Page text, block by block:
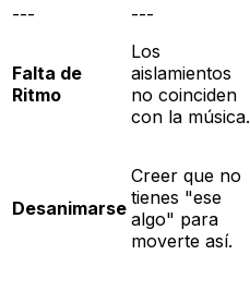
---
---
Falta de
Ritmo
Los
aislamientos
no coinciden
con la música.
Desanimarse
Creer que no
tienes "ese
algo" para
moverte así.